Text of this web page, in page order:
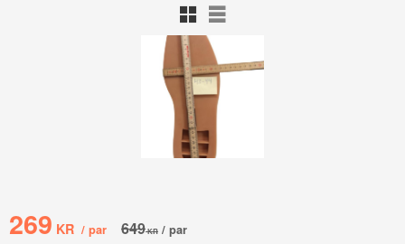
Rutnätsvy
Listvy
Nedsatt pris:
269 KR / par Ordinarie pris:
649KR / par